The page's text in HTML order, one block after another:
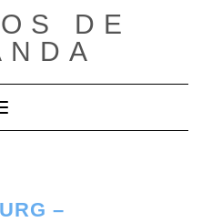
DE
modo de navegación
–